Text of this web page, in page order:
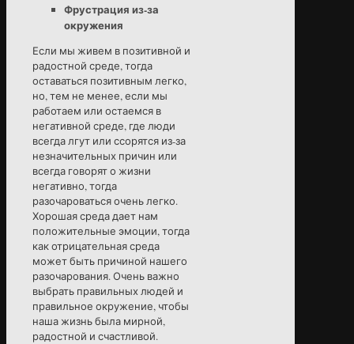
Фрустрация из-за
окружения
Если мы живем в позитивной и
радостной среде, тогда
оставаться позитивным легко,
но, тем не менее, если мы
работаем или остаемся в
негативной среде, где люди
всегда лгут или ссорятся из-за
незначительных причин или
всегда говорят о жизни
негативно, тогда
разочароваться очень легко.
Хорошая среда дает нам
положительные эмоции, тогда
как отрицательная среда
может быть причиной нашего
разочарования. Очень важно
выбрать правильных людей и
правильное окружение, чтобы
наша жизнь была мирной,
радостной и счастливой.